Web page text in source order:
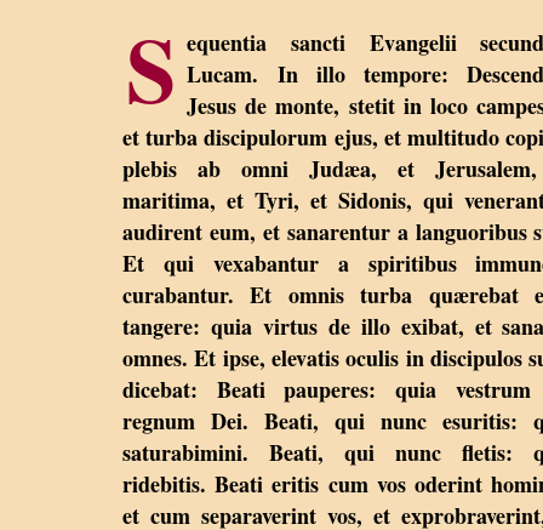
S equentia sancti Evangelii
Lucam. In illo tempore:
Jesus de monte, stetit in loco
et turba discipulorum ejus, et multitudo
plebis ab omni Judæa, et
maritima, et Tyri, et Sidonis, qui
audirent eum, et sanarentur a languoribus
Et qui vexabantur a spiritibus
curabantur. Et omnis turba quærebat
tangere: quia virtus de illo exibat, et
omnes. Et ipse, elevatis oculis in discipulos
dicebat: Beati pauperes: quia vestrum
regnum Dei. Beati, qui nunc esuritis:
saturabimini. Beati, qui nunc fletis:
ridebitis. Beati eritis cum vos oderint
et cum separaverint vos, et